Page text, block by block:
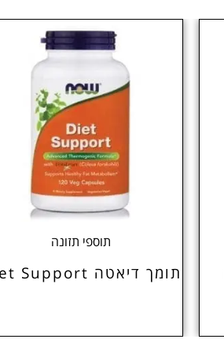
תוספי תזונה
תומך דיאטה Diet Support